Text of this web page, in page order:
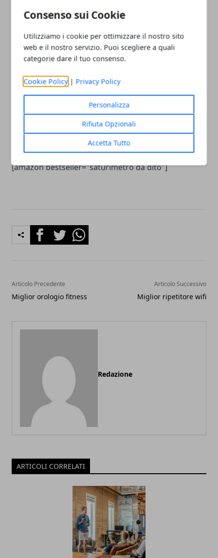
Consenso sui Cookie
Utilizziamo i cookie per ottimizzare il nostro sito
web e il nostro servizio. Puoi scegliere a quali
categorie dare il tuo consenso.
Cookie Policy| Privacy Policy
Personalizza
Rifiuta Opzionali
Accetta Tutto
Classifica miglior saturimetro da dito su Amazon
[amazon bestseller="saturimetro da dito"]
FacebookTwitterWhatsapp
Articolo Precedente
Miglior orologio fitness
Articolo Successivo
Miglior ripetitore wifi
Redazione
ARTICOLI CORRELATI